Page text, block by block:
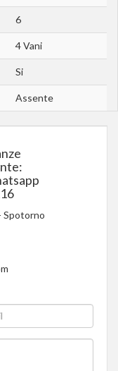
6
4 Vani
Si
Assente
Spotorno